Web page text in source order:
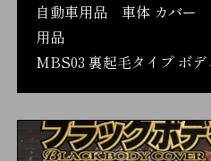
自動車用品 車体 カバ
用品
MBS03 裏起毛タイプ ボ